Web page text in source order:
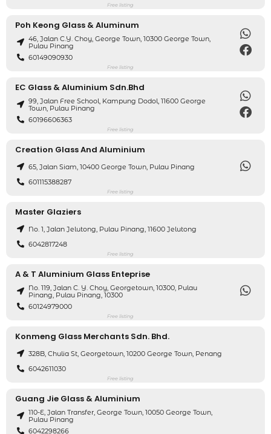
Free listing
Poh Keong Glass & Aluminum
46, Jalan C.Y. Choy, George Town, 10300 George Town,
Pulau Pinang
60149090930
Free listing
EC Glass & Aluminium Sdn.Bhd
99, Jalan Free School, Kampung Dodol, 11600 George
Town, Pulau Pinang
60196606363
Free listing
Creation Glass And Aluminium
65, Jalan Siam, 10400 George Town, Pulau Pinang
601115388287
Free listing
Master Glaziers
No. 1, Jalan Jelutong, Pulau Pinang, 11600 Jelutong
6042817248
Free listing
A & T Aluminium Glass Enteprise
No. 119, Jalan C. Y. Choy, Georgetown, 10300, Pulau
Pinang, Pulau Pinang, 10300
60124979000
Free listing
Konmeng Glass Merchants Sdn. Bhd.
328B, Chulia St, Georgetown, 10200 George Town, Penang
6042611030
Free listing
Guang Jie Glass & Aluminium
110-E, Jalan Transfer, George Town, 10050 George Town,
Pulau Pinang
6042298266